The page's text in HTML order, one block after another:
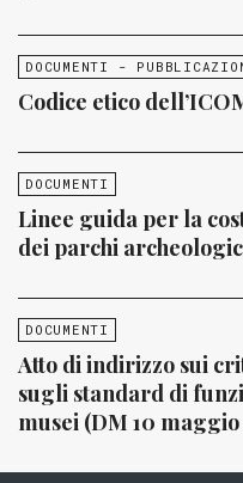
DOCUMENTI -
Codice etico
DOCUMENTI
Linee guida per la
dei parchi
DOCUMENTI
Atto di indirizzo sui
sugli standard di
musei (DM 10 maggio